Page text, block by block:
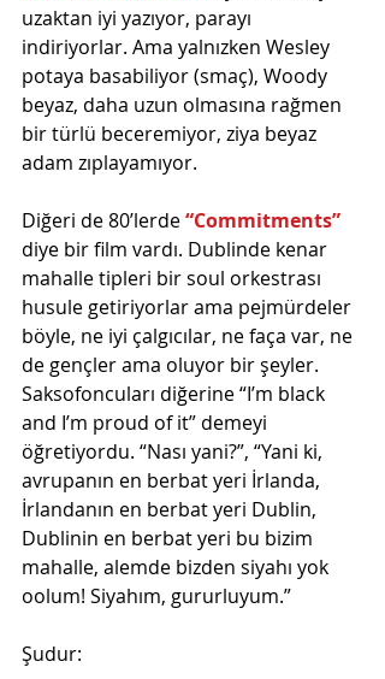
uzaktan iyi yazıyor, parayı
indiriyorlar. Ama yalnızken Wesley
potaya basabiliyor (smaç), Woody
beyaz, daha uzun olmasına rağmen
bir türlü beceremiyor, ziya beyaz
adam zıplayamıyor.
Diğeri de 80’lerde “Commitments”
diye bir film vardı. Dublinde kenar
mahalle tipleri bir soul orkestrası
husule getiriyorlar ama pejmürdeler
böyle, ne iyi çalgıcılar, ne faça var, ne
de gençler ama oluyor bir şeyler.
Saksofoncuları diğerine “I’m black
and I’m proud of it” demeyi
öğretiyordu. “Nası yani?”, “Yani ki,
avrupanın en berbat yeri İrlanda,
İrlandanın en berbat yeri Dublin,
Dublinin en berbat yeri bu bizim
mahalle, alemde bizden siyahı yok
oolum! Siyahım, gururluyum.”
Şudur: